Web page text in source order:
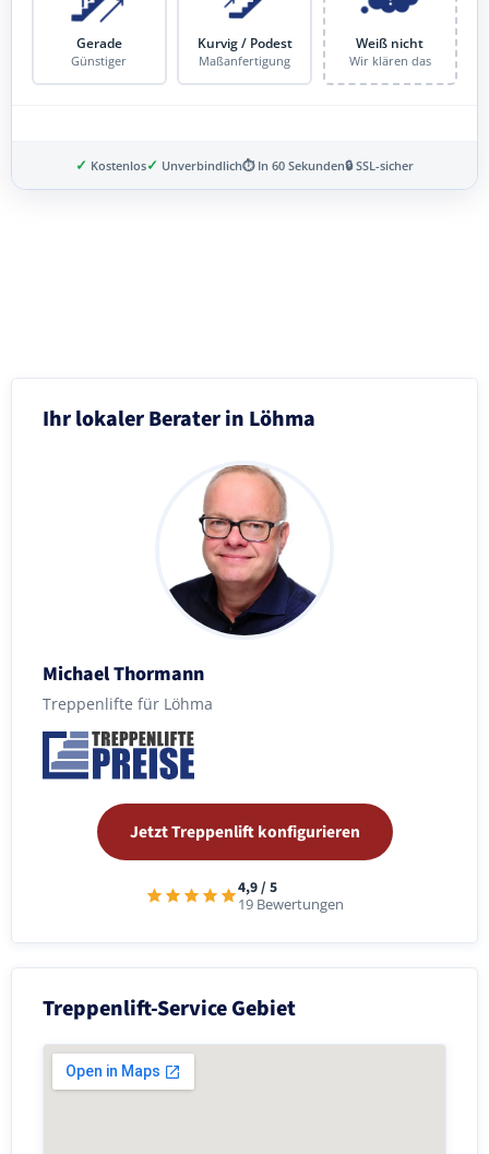
Gerade
Günstiger
Kurvig / Podest
Maßanfertigung
Weiß nicht
Wir klären das
✓ Kostenlos✓ Unverbindlich⏱ In 60 Sekunden🔒 SSL-sicher
Ihr lokaler Berater in Löhma
Michael Thormann
Treppenlifte für Löhma
Jetzt Treppenlift konfigurieren
4,9 / 5
19 Bewertungen
Treppenlift-Service Gebiet